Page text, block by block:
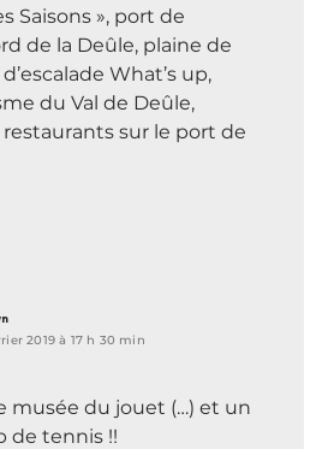
Saisons », port de
de la Deûle, plaine de
What’s up,
du Val de Deûle,
sur le port de
2019 à 17 h 30 min
musée du jouet (…) et un
de tennis !!